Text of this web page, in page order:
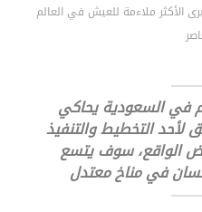
الأكثر ملاءمة للعيش في العالم
في السعودية يحاكي
التخطيط والتنفيذ
الواقع، سوف يتسع